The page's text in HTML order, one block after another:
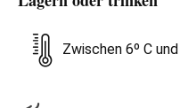
Zwischen 6º C